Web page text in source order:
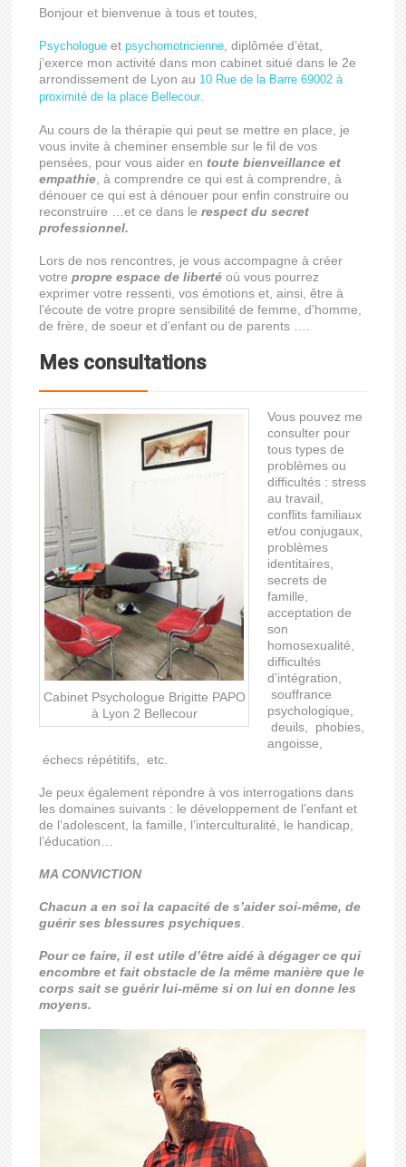
Bonjour et bienvenue à tous et toutes,
Psychologue etpsychomotricienne , diplômée d’état,
j’exerce mon activité dans mon cabinet situé dans le 2e
arrondissement de Lyon au 10 Rue de la Barre 69002 à
proximité de la place Bellecour
Au cours de la thérapie qui peut se mettre en place, je
vous invite à cheminer ensemble sur le fil de vos
pensées, pour vous aider entoute bienveillance et
empathie , à comprendre ce qui est à comprendre, à
dénouer ce qui est à dénouer pour enfin construire ou
reconstruire …et ce dans lerespect du secret
professionnel.
Lors de nos rencontres, je vous accompagne à créer
votre propreespace de liberté où vous pourrez
exprimer votre ressenti, vos émotions et, ainsi, être à
l’écoute de votre propre sensibilité de femme, d’homme,
de frère, de soeur et d’enfant ou de parents ….
Mes consultations
Cabinet Psychologue Brigitte PAPO
à Lyon 2 Bellecour
Vous pouvez me
consulter pour
tous types de
problèmes ou
difficultés : stress
au travail,
conflits familiaux
et/ou conjugaux,
problèmes
identitaires,
secrets de
famille,
acceptation de
son
homosexualité,
difficultés
d’intégration,
souffrance
psychologique,
deuils, phobies,
angoisse,
échecs répétitifs, etc.
Je peux également répondre à vos interrogations dans
les domaines suivants : le développement de l’enfant et
de l’adolescent, la famille, l’interculturalité, le handicap,
l’éducation…
MA CONVICTION
Chacun a en soi la capacité de s’aider soi-même, de
guérir ses blessures psychiques
Pour ce faire, il est utile d’être aidé à dégager ce qui
encombre et fait obstacle de la même manière que le
corps sait se guérir lui-même si on lui en donne les
moyens.